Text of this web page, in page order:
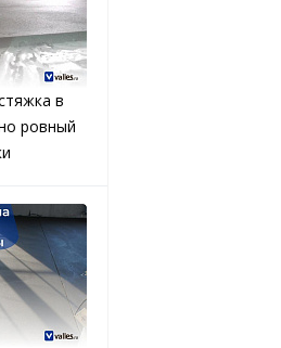
в
ровный